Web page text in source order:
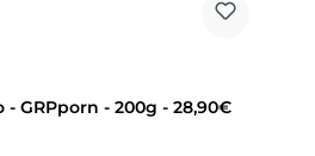
- GRPporn - 200g - 28,90€